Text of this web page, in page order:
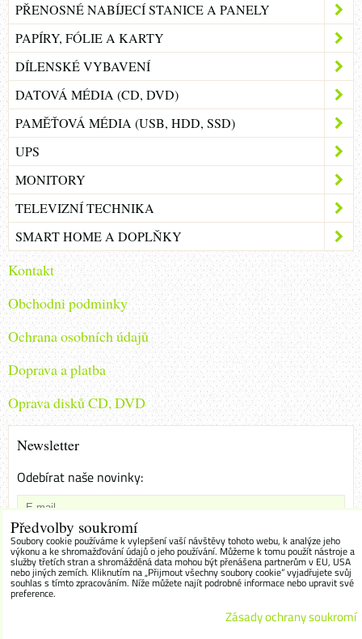
PŘENOSNÉ NABÍJECÍ STANICE A PANELY
PAPÍRY, FÓLIE A KARTY
DÍLENSKÉ VYBAVENÍ
DATOVÁ MÉDIA (CD, DVD)
PAMĚŤOVÁ MÉDIA (USB, HDD, SSD)
UPS
MONITORY
TELEVIZNÍ TECHNIKA
SMART HOME A DOPLŇKY
Kontakt
Obchodni podminky
Ochrana osobních údajů
Doprava a platba
Oprava disků CD, DVD
Newsletter
Odebírat naše novinky:
Chci se přihlásit k odběru novinek e-mailem
Odebírat
Předvolby soukromí
Soubory cookie používáme k vylepšení vaší návštěvy tohoto webu, k analýze jeho
výkonu a ke shromažďování údajů o jeho používání. Můžeme k tomu použít nástroje a
služby třetích stran a shromážděná data mohou být přenášena partnerům v EU, USA
nebo jiných zemích. Kliknutím na „Přijmout všechny soubory cookie“ vyjadřujete svůj
souhlas s tímto zpracováním. Níže můžete najít podrobné informace nebo upravit své
preference.
Zásady ochrany soukromí